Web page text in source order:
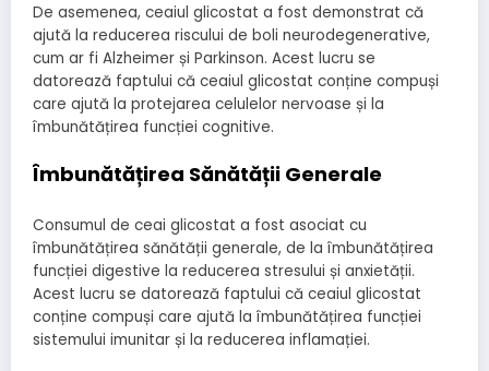
De asemenea, ceaiul glicostat a fost demonstrat că
ajută la reducerea riscului de boli neurodegenerative,
cum ar fi Alzheimer și Parkinson. Acest lucru se
datorează faptului că ceaiul glicostat conține compuși
care ajută la protejarea celulelor nervoase și la
îmbunătățirea funcției cognitive.
Îmbunătățirea Sănătății Generale
Consumul de ceai glicostat a fost asociat cu
îmbunătățirea sănătății generale, de la îmbunătățirea
funcției digestive la reducerea stresului și anxietății.
Acest lucru se datorează faptului că ceaiul glicostat
conține compuși care ajută la îmbunătățirea funcției
sistemului imunitar și la reducerea inflamației.